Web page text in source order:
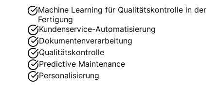
Machine Learning für Qualitätskontrolle in der
Fertigung
Kundenservice-Automatisierung
Dokumentenverarbeitung
Qualitätskontrolle
Predictive Maintenance
Personalisierung